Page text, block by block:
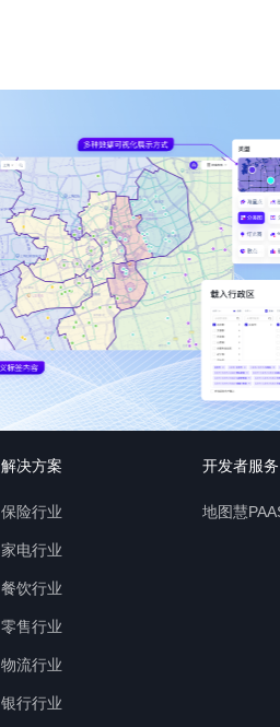
解决方案
保险行业
家电行业
餐饮行业
零售行业
物流行业
银行行业
开发者服务
地图慧